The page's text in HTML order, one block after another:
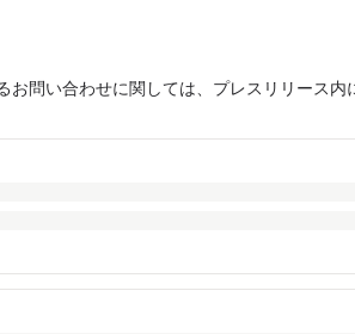
お問い合わせに関しては、プレスリリース内